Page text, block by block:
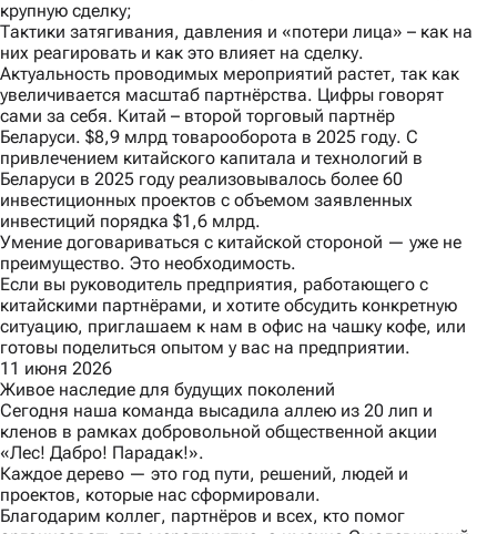
крупную сделку;
Тактики затягивания, давления и «потери лица» – как на
них реагировать и как это влияет на сделку.
Актуальность проводимых мероприятий растет, так как
увеличивается масштаб партнёрства. Цифры говорят
сами за себя. Китай – второй торговый партнёр
Беларуси. $8,9 млрд товарооборота в 2025 году. С
привлечением китайского капитала и технологий в
Беларуси в 2025 году реализовывалось более 60
инвестиционных проектов с объемом заявленных
инвестиций порядка $1,6 млрд.
Умение договариваться с китайской стороной — уже не
преимущество. Это необходимость.
Если вы руководитель предприятия, работающего с
китайскими партнёрами, и хотите обсудить конкретную
ситуацию, приглашаем к нам в офис на чашку кофе, или
готовы поделиться опытом у вас на предприятии.
11 июня 2026
Живое наследие для будущих поколений
Сегодня наша команда высадила аллею из 20 лип и
кленов в рамках добровольной общественной акции
«Лес! Дабро! Парадак!».
Каждое дерево — это год пути, решений, людей и
проектов, которые нас сформировали.
Благодарим коллег, партнёров и всех, кто помог